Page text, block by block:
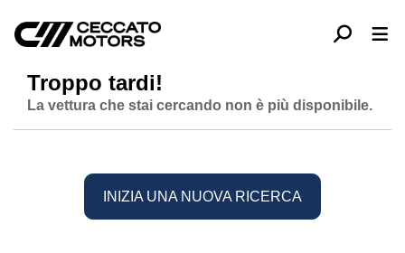
Troppo tardi!
La vettura che stai cercando non è più disponibile.
INIZIA UNA NUOVA RICERCA